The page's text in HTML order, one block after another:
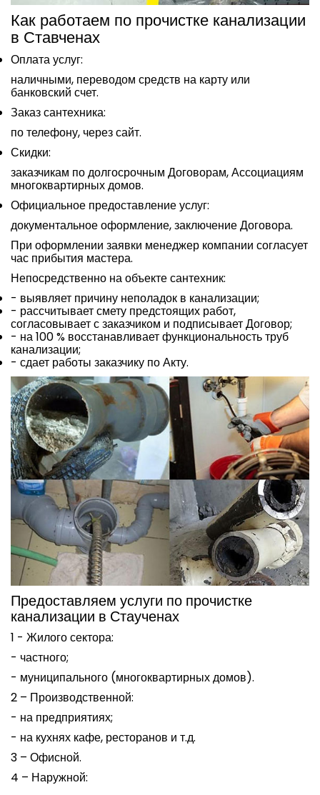
Как работаем по прочистке канализации
в Ставченах
Оплата услуг:
наличными, переводом средств на карту или
банковский счет.
Заказ сантехника:
по телефону, через сайт.
Скидки:
заказчикам по долгосрочным Договорам, Ассоциациям
многоквартирных домов.
Официальное предоставление услуг:
документальное оформление, заключение Договора.
При оформлении заявки менеджер компании согласует
час прибытия мастера.
Непосредственно на объекте сантехник:
- выявляет причину неполадок в канализации;
- рассчитывает смету предстоящих работ,
согласовывает с заказчиком и подписывает Договор;
- на 100 % восстанавливает функциональность труб
канализации;
- сдает работы заказчику по Акту.
Предоставляем услуги по прочистке
канализации в Стаученах
1 - Жилого сектора:
- частного;
- муниципального (многоквартирных домов).
2 – Производственной:
- на предприятиях;
- на кухнях кафе, ресторанов и т.д.
3 – Офисной.
4 – Наружной: